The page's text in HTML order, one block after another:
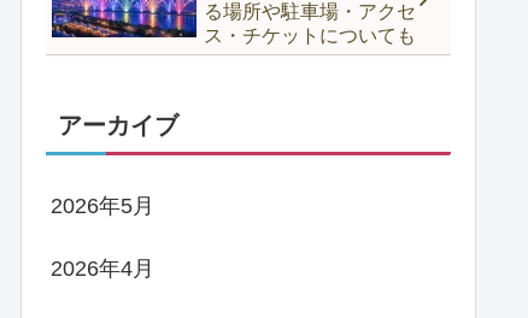
る場所や駐車場・アクセ
ス・チケットについても
アーカイブ
2026年5月
2026年4月